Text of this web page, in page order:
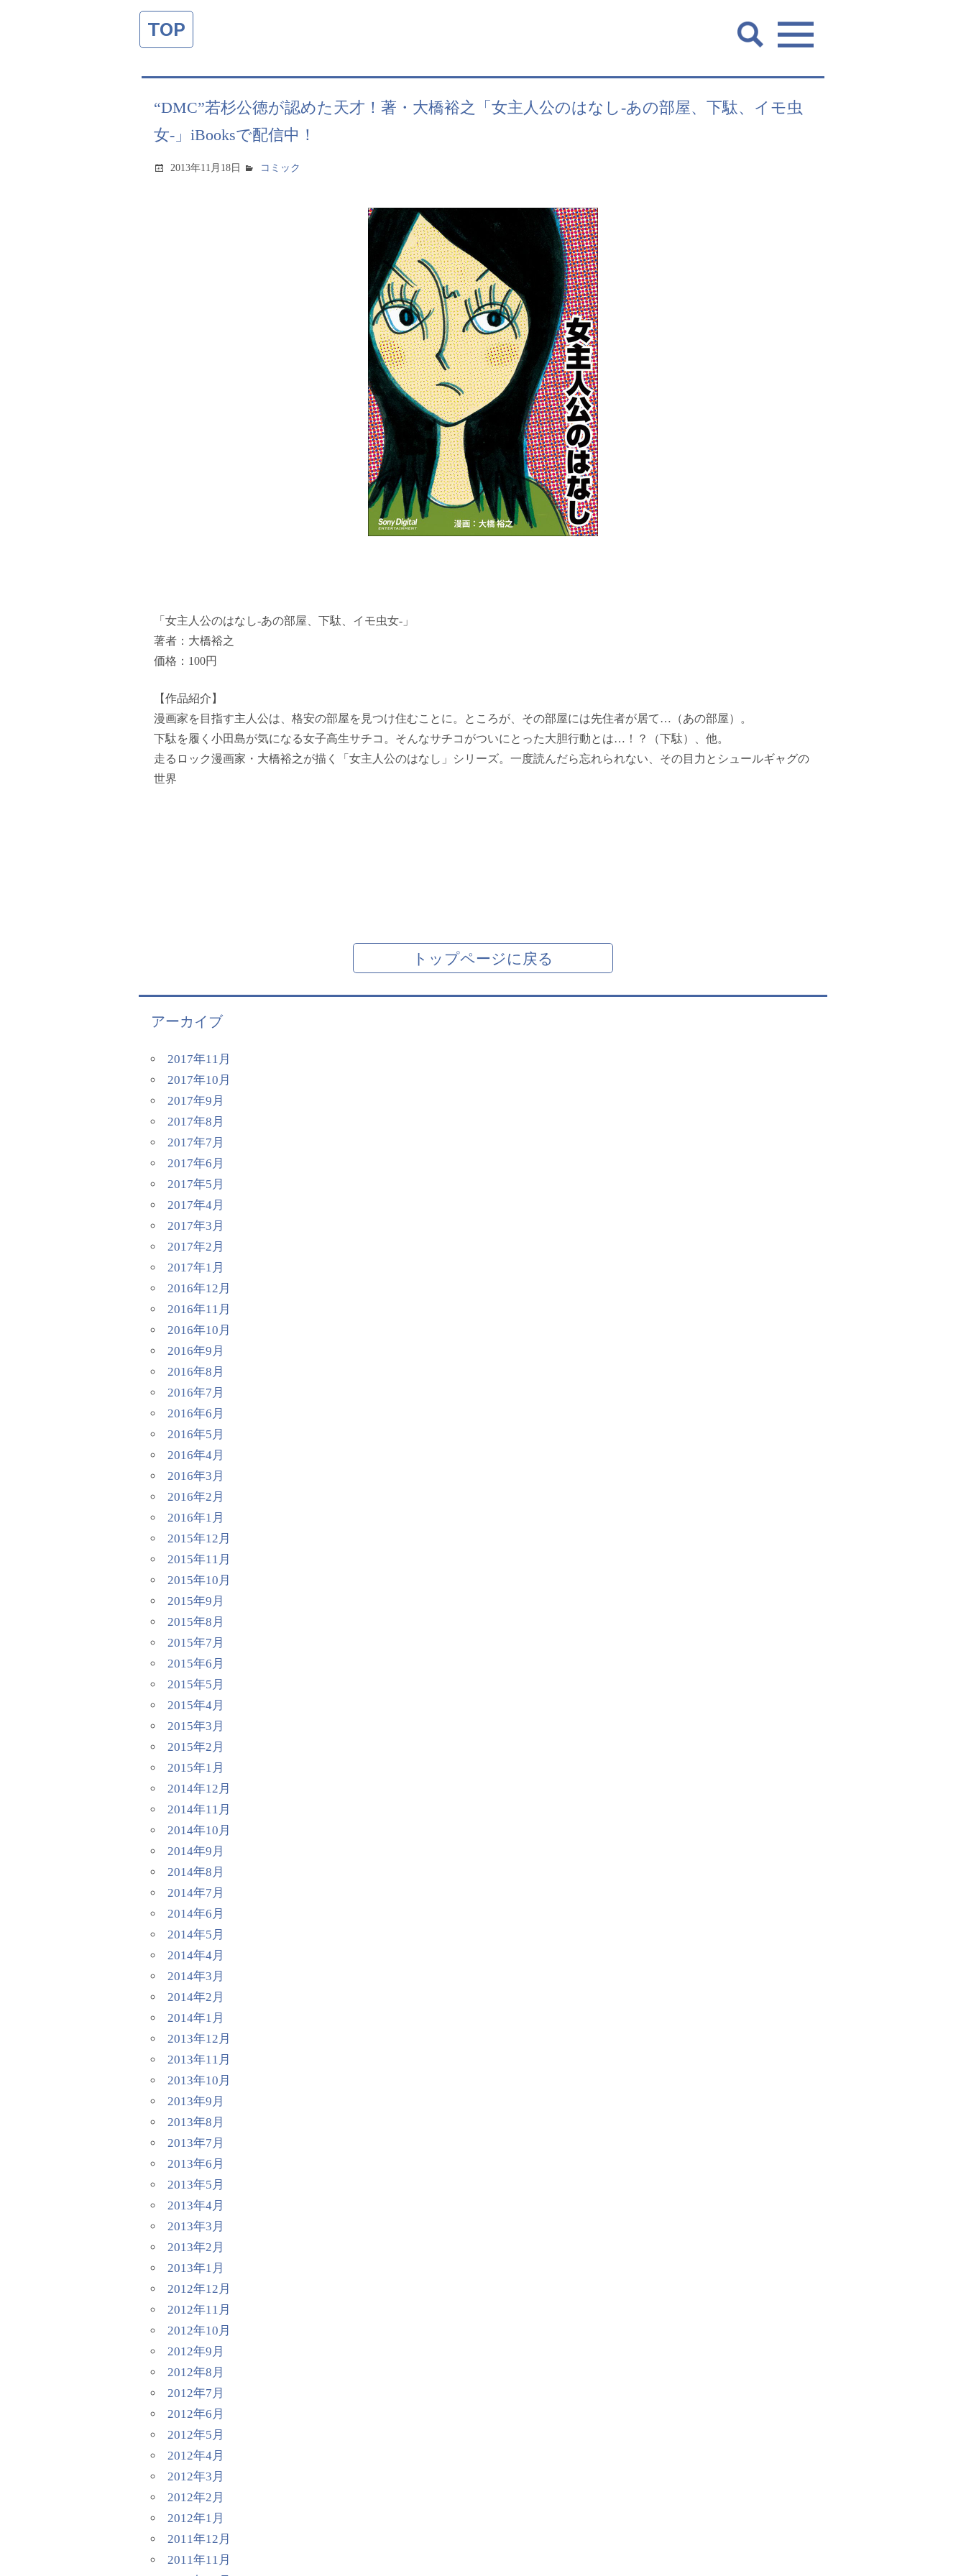
TOP
“DMC”若杉公徳が認めた天才！著・大橋裕之「女主人公のはなし-あの部屋、下駄、イモ虫
女-」iBooksで配信中！
2013年11月18日 コミック
「女主人公のはなし-あの部屋、下駄、イモ虫女-」
著者：大橋裕之
価格：100円
【作品紹介】
漫画家を目指す主人公は、格安の部屋を見つけ住むことに。ところが、その部屋には先住者が居て…（あの部屋）。
下駄を履く小田島が気になる女子高生サチコ。そんなサチコがついにとった大胆行動とは…！？（下駄）、他。
走るロック漫画家・大橋裕之が描く「女主人公のはなし」シリーズ。一度読んだら忘れられない、その目力とシュールギャグの
世界
トップページに戻る
アーカイブ
2017年11月
2017年10月
2017年9月
2017年8月
2017年7月
2017年6月
2017年5月
2017年4月
2017年3月
2017年2月
2017年1月
2016年12月
2016年11月
2016年10月
2016年9月
2016年8月
2016年7月
2016年6月
2016年5月
2016年4月
2016年3月
2016年2月
2016年1月
2015年12月
2015年11月
2015年10月
2015年9月
2015年8月
2015年7月
2015年6月
2015年5月
2015年4月
2015年3月
2015年2月
2015年1月
2014年12月
2014年11月
2014年10月
2014年9月
2014年8月
2014年7月
2014年6月
2014年5月
2014年4月
2014年3月
2014年2月
2014年1月
2013年12月
2013年11月
2013年10月
2013年9月
2013年8月
2013年7月
2013年6月
2013年5月
2013年4月
2013年3月
2013年2月
2013年1月
2012年12月
2012年11月
2012年10月
2012年9月
2012年8月
2012年7月
2012年6月
2012年5月
2012年4月
2012年3月
2012年2月
2012年1月
2011年12月
2011年11月